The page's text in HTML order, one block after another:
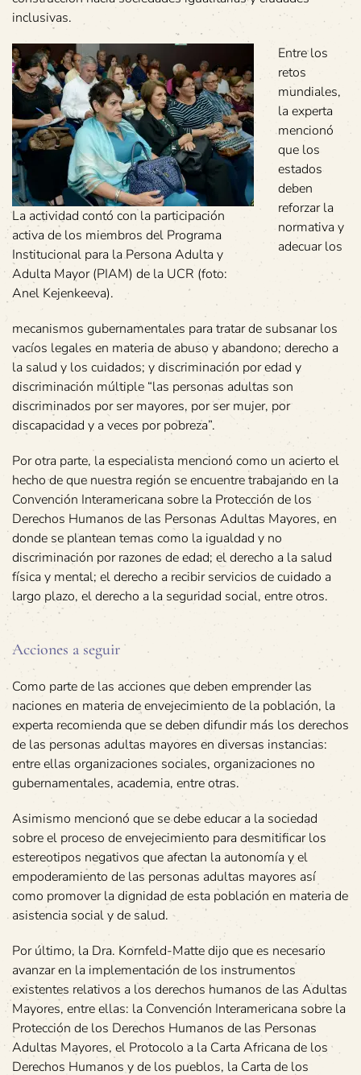
inclusivas.
La actividad contó con la participación
activa de los miembros del Programa
Institucional para la Persona Adulta y
Adulta Mayor (PIAM) de la UCR (foto:
Anel Kejenkeeva).
Entre los
retos
mundiales,
la experta
mencionó
que los
estados
deben
reforzar la
normativa y
adecuar los
mecanismos gubernamentales para tratar de subsanar los
vacíos legales en materia de abuso y abandono; derecho a
la salud y los cuidados; y discriminación por edad y
discriminación múltiple “las personas adultas son
discriminados por ser mayores, por ser mujer, por
discapacidad y a veces por pobreza”.
Por otra parte, la especialista mencionó como un acierto el
hecho de que nuestra región se encuentre trabajando en la
Convención Interamericana sobre la Protección de los
Derechos Humanos de las Personas Adultas Mayores, en
donde se plantean temas como la igualdad y no
discriminación por razones de edad; el derecho a la salud
física y mental; el derecho a recibir servicios de cuidado a
largo plazo, el derecho a la seguridad social, entre otros.
Acciones a seguir
Como parte de las acciones que deben emprender las
naciones en materia de envejecimiento de la población, la
experta recomienda que se deben difundir más los derechos
de las personas adultas mayores en diversas instancias:
entre ellas organizaciones sociales, organizaciones no
gubernamentales, academia, entre otras.
Asimismo mencionó que se debe educar a la sociedad
sobre el proceso de envejecimiento para desmitificar los
estereotipos negativos que afectan la autonomía y el
empoderamiento de las personas adultas mayores así
como promover la dignidad de esta población en materia de
asistencia social y de salud.
Por último, la Dra. Kornfeld-Matte dijo que es necesario
avanzar en la implementación de los instrumentos
existentes relativos a los derechos humanos de las Adultas
Mayores, entre ellas: la Convención Interamericana sobre la
Protección de los Derechos Humanos de las Personas
Adultas Mayores, el Protocolo a la Carta Africana de los
Derechos Humanos y de los pueblos, la Carta de los